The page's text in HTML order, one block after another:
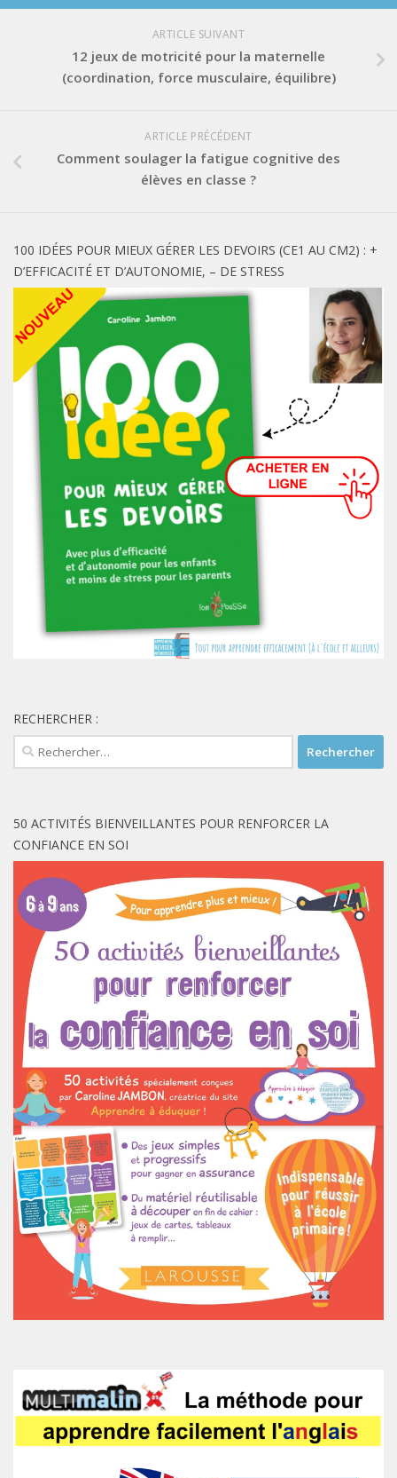
ARTICLE SUIVANT
12 jeux de motricité pour la maternelle
(coordination, force musculaire, équilibre)
ARTICLE PRÉCÉDENT
Comment soulager la fatigue cognitive des
élèves en classe ?
100 IDÉES POUR MIEUX GÉRER LES DEVOIRS (CE1 AU CM2) : +
D’EFFICACITÉ ET D’AUTONOMIE, – DE STRESS
RECHERCHER :
Rechercher :
50 ACTIVITÉS BIENVEILLANTES POUR RENFORCER LA
CONFIANCE EN SOI